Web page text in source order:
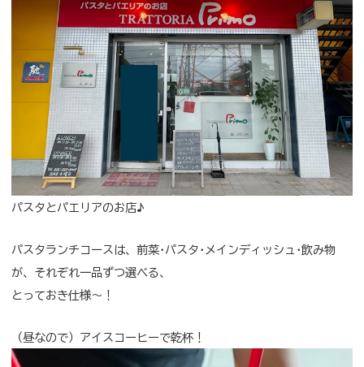
パスタとパエリアのお店♪
パスタランチコースは、前菜･パスタ･メインディッシュ･飲み物
が、それぞれ一品ずつ選べる、
とっておき仕様～！
（昼なので）アイスコーヒーで乾杯！